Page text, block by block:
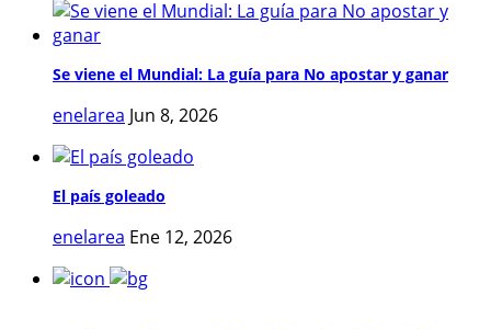
Se viene el Mundial: La guía para No apostar y ganar
enelarea Jun 8, 2026
El país goleado
enelarea Ene 12, 2026